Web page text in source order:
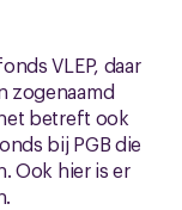
VLEP, daar
zogenaamd
betreft ook
bij PGB die
Ook hier is er